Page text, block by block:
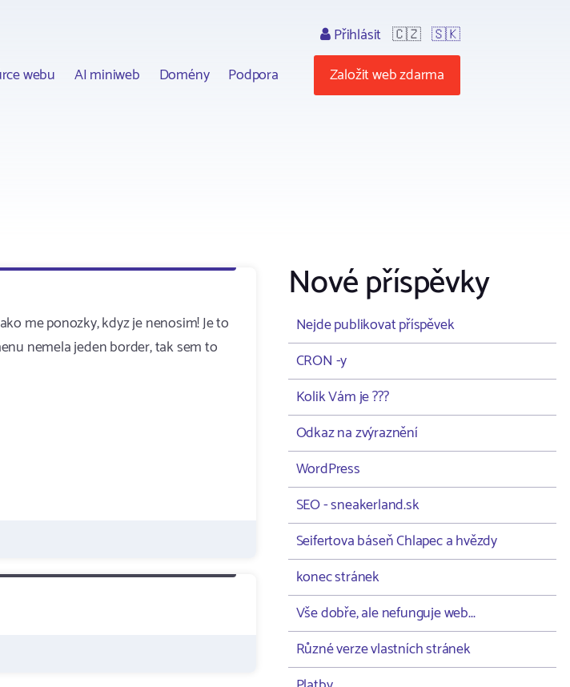
webu AI miniweb Domény Podpora
Přihlásit 🇨🇿 🇸🇰
Založit web zdarma
me ponozky, kdyz je nenosim! Je to
nemela jeden border, tak sem to
Nové příspěvky
Nejde publikovat příspěvek
CRON -y
Kolik Vám je ???
Odkaz na zvýraznění
WordPress
SEO - sneakerland.sk
Seifertova báseň Chlapec a hvězdy
konec stránek
Vše dobře, ale nefunguje web...
Různé verze vlastních stránek